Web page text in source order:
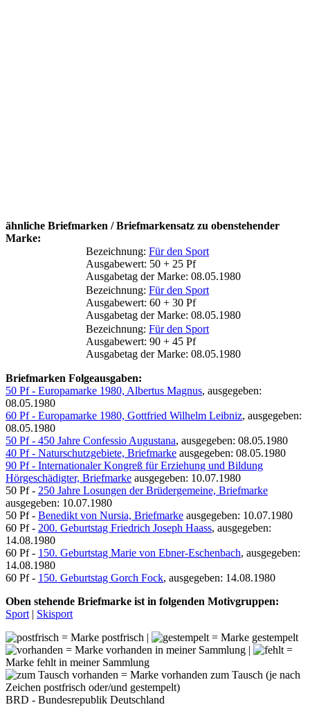
ähnliche Briefmarken / Briefmarkensatz zu obenstehender
Marke:
Bezeichnung: Für den Sport
Ausgabewert: 50 + 25 Pf
Ausgabetag der Marke: 08.05.1980
Bezeichnung: Für den Sport
Ausgabewert: 60 + 30 Pf
Ausgabetag der Marke: 08.05.1980
Bezeichnung: Für den Sport
Ausgabewert: 90 + 45 Pf
Ausgabetag der Marke: 08.05.1980
Briefmarken Folgeausgaben:
50 Pf - Europamarke 1980, Albertus Magnus, ausgegeben:
08.05.1980
60 Pf - Europamarke 1980, Gottfried Wilhelm Leibniz, ausgegeben:
08.05.1980
50 Pf - 450 Jahre Confessio Augustana, ausgegeben: 08.05.1980
40 Pf - Naturschutzgebiete, Briefmarke ausgegeben: 08.05.1980
90 Pf - Internationaler Kongreß für Erziehung und Bildung
Hörgeschädigter, Briefmarke ausgegeben: 10.07.1980
50 Pf - 250 Jahre Losungen der Brüdergemeine, Briefmarke
ausgegeben: 10.07.1980
50 Pf - Benedikt von Nursia, Briefmarke ausgegeben: 10.07.1980
60 Pf - 200. Geburtstag Friedrich Joseph Haass, ausgegeben:
14.08.1980
60 Pf - 150. Geburtstag Marie von Ebner-Eschenbach, ausgegeben:
14.08.1980
60 Pf - 150. Geburtstag Gorch Fock, ausgegeben: 14.08.1980
Oben stehende Briefmarke ist in folgenden Motivgruppen:
Sport | Skisport
= Marke postfrisch |
= Marke gestempelt
= Marke vorhanden in meiner Sammlung |
=
Marke fehlt in meiner Sammlung
= Marke vorhanden zum Tausch (je nach
Zeichen postfrisch oder/und gestempelt)
BRD - Bundesrepublik Deutschland